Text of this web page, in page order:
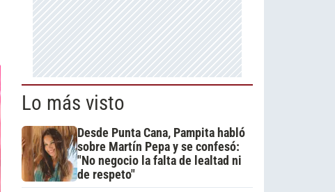
Lo más visto
Desde Punta Cana, Pampita habló
sobre Martín Pepa y se confesó:
"No negocio la falta de lealtad ni
de respeto"